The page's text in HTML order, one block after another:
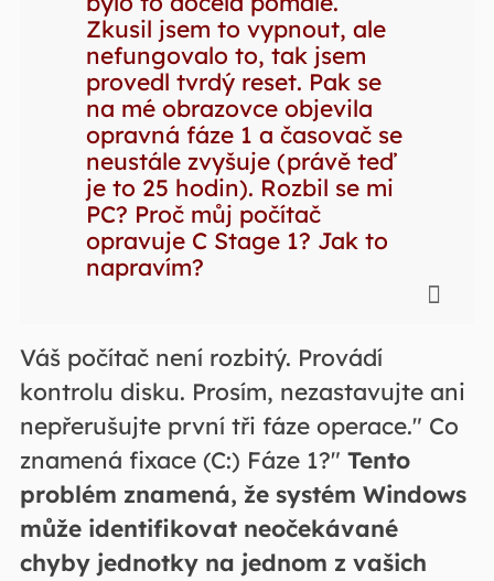
Zkusil jsem to vypnout, ale
nefungovalo to, tak jsem
provedl tvrdý reset. Pak se
na mé obrazovce objevila
opravná fáze 1 a časovač se
neustále zvyšuje (právě teď
je to 25 hodin). Rozbil se mi
PC? Proč můj počítač
opravuje C Stage 1? Jak to
napravím?
Váš počítač není rozbitý. Provádí
kontrolu disku. Prosím, nezastavujte ani
nepřerušujte první tři fáze operace." Co
znamená fixace (C:) Fáze 1?" Tento
problém znamená, že systém Windows
může identifikovat neočekávané
chyby jednotky na jednom z vašich